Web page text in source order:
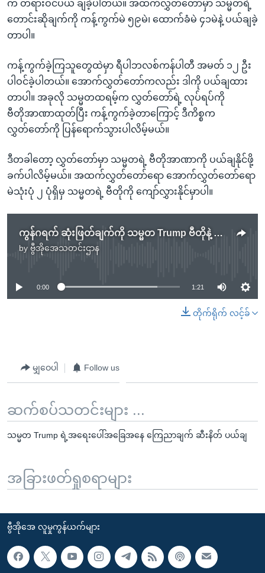
က တရားဝင်ပယ် ချခဲ့ပါတယ်။ အထက်လွှတ်တော်မှာ သမ္မတရဲ့
တောင်းဆိုချက်ကို ကန့်ကွက်မဲ ၅၉မဲ၊ ထောက်ခံမဲ ၄၁မဲနဲ့ ပယ်ချခဲ့
တာပါ။
ကန့်ကွက်ခဲ့ကြသူတွေထဲမှာ ရီပါဘလစ်ကန်ပါတီ အမတ် ၁၂ ဦး
ပါဝင်ခဲ့ပါတယ်။ အောက်လွှတ်တော်ကလည်း ဒါကို ပယ်ချထား
တာပါ။ အခုလို သမ္မတထရမ့်က လွှတ်တော်ရဲ့ လုပ်ရပ်ကို
ဗီတိုအာဏာထုတ်ပြီး ကန့်ကွက်ခဲ့တာကြောင့် ဒီကိစ္စက
လွှတ်တော်ကို ပြန်ရောက်သွားပါလိမ့်မယ်။
ဒီတခါတော့ လွှတ်တော်မှာ သမ္မတရဲ့ ဗီတိုအာဏာကို ပယ်ချနိုင်ဖို့
ခက်ပါလိမ့်မယ်။ အထက်လွှတ်တော်ရော အောက်လွှတ်တော်ရော
မဲသုံးပုံ ၂ ပုံရှိမှ သမ္မတရဲ့ ဗီတိုကို ကျော်လွှားနိုင်မှာပါ။
ကွန်ဂရက် ဆုံးဖြတ်ချက်ကို သမ္မတ Trump ဗီတိုနဲ့ တုံ့ပြန်
by ဗွီအိုအေသတင်းဌာန
No media source currently available
0:00 1:21
တိုက်ရိုက် လင့်ခ်
မျှဝေပါ Follow us
ဆက်စပ်သတင်းများ ...
သမ္မတ Trump ရဲ့အရေးပေါ်အခြေအနေ ကြေညာချက် ဆီးနိတ် ပယ်ချ
အခြားဖတ်ရှုစရာများ
ဗွီအိုအေ လူမှုကွန်ယက်များ